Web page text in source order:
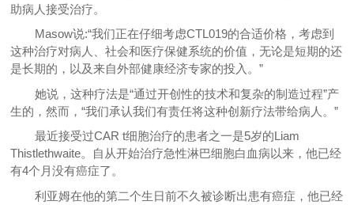
助病人接受治疗。
Masow说:“我们正在仔细考虑CTL019的合适价格，考虑到
这种治疗对病人、社会和医疗保健系统的价值，无论是短期的还
是长期的，以及来自外部健康经济专家的投入。”
她说，这种疗法是“通过开创性的技术和复杂的制造过程”产
生的，然而，“我们承认我们有责任将这种创新疗法带给病人。”
最近接受过CAR t细胞治疗的患者之一是5岁的Liam
Thistlethwaite。自从开始治疗急性淋巴细胞白血病以来，他已经
有4个月没有癌症了。
利亚姆在他的第二个生日前不久被诊断出患有癌症，他已经